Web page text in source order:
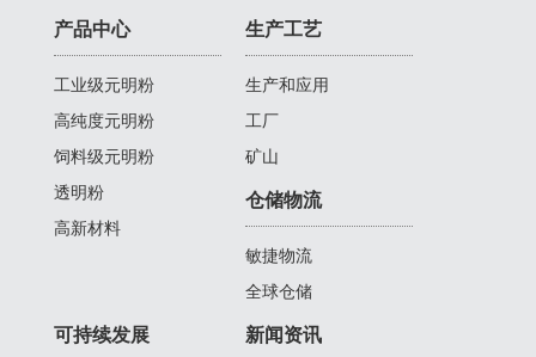
产品中心
工业级元明粉
高纯度元明粉
饲料级元明粉
透明粉
高新材料
生产工艺
生产和应用
工厂
矿山
仓储物流
敏捷物流
全球仓储
可持续发展 新闻资讯